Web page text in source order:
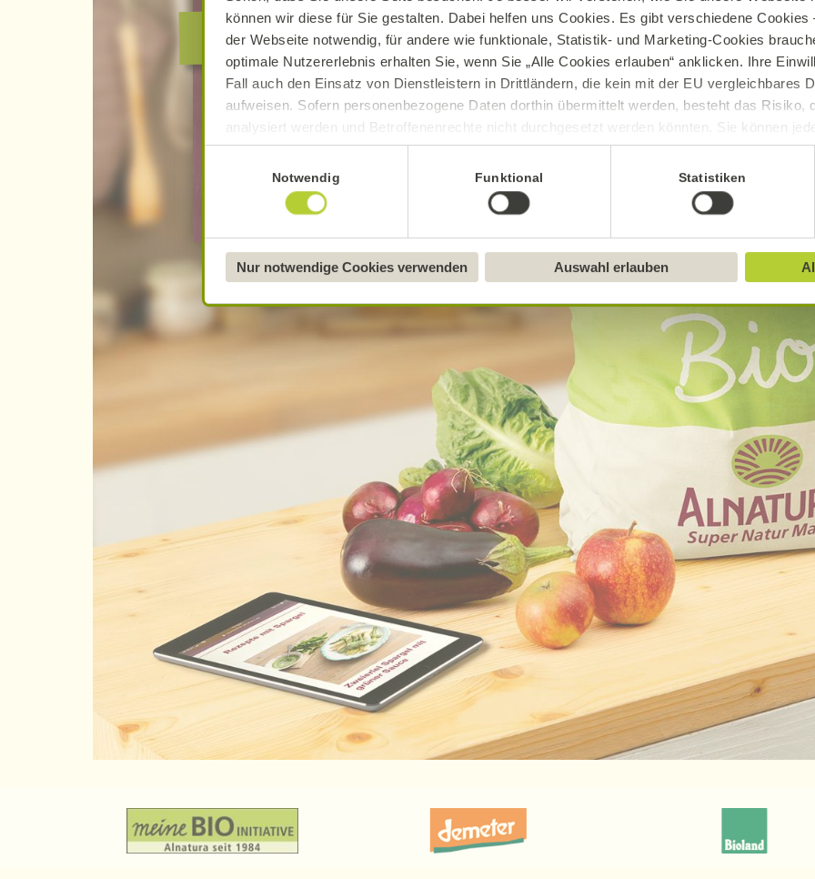
können wir diese für Sie gestalten. Dabei helfen uns Cookies. Es gibt verschiedene Cookies
der Webseite notwendig, für andere wie funktionale, Statistik- und Marketing-Cookies
optimale Nutzererlebnis erhalten Sie, wenn Sie „Alle Cookies erlauben“ anklicken. Ihre
Fall auch den Einsatz von Dienstleistern in Drittländern, die kein mit der EU vergleichbares
aufweisen. Sofern personenbezogene Daten dorthin übermittelt werden, besteht das Risiko,
analysiert werden und Betroffenenrechte nicht durchgesetzt werden könnten. Sie können
Datenverarbeitung und -übermittlung widerrufen und Tools deaktivieren. Ausführliche
Datenschutzerklärung
Näheres über uns erfahren Sie in unseremImpressum
Notwendig Funktional Statistiken
Nur notwendige Cookies verwenden Auswahl erlauben
Alnatura verbindet!
Ich möchte ...
… mich zu Mein Alnatura anmelden